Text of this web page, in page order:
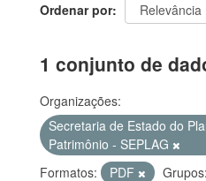
Ordenar por
1 conjunto de
Organizações:
Secretaria de Estado do
Patrimônio - SEPLAG
Formatos:
PDF Grupos: